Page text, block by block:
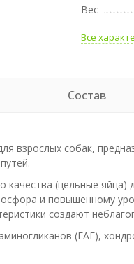
Вес
Все
Состав
взрослых собак,
качества (цельные
и повышенному
создают
(ГАГ),